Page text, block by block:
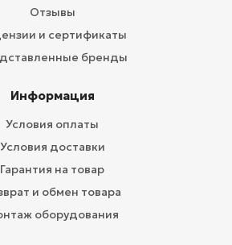
Отзывы
и сертификаты
бренды
Информация
Условия оплаты
Условия доставки
Гарантия на товар
и обмен товара
оборудования